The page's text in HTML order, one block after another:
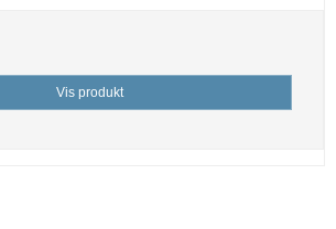
Vis produkt